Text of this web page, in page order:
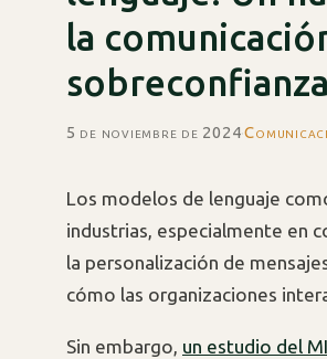
la
5 de noviembre de 2024·
Los modelos de lenguaje
industrias, especialmente en
la personalización de
cómo las organizaciones
Sin embargo, un estudio del